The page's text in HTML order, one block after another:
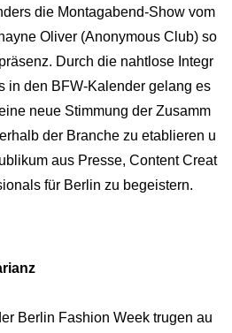
die Montagabend-Show vom
Oliver (Anonymous Club) so
Durch die nahtlose Integr
in den BFW-Kalender gelang es
neue Stimmung der Zusamm
der Branche zu etablieren u
aus Presse, Content Creat
für Berlin zu begeistern.
Berlin Fashion Week trugen au